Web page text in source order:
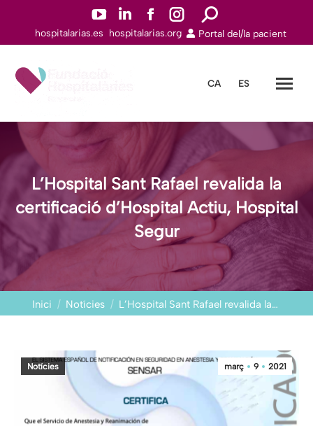
YouTube
page
window
Linkedin
page
window
Facebook
page
window
Instagram
page
window
Search:
hospitalarias.es hospitalarias.org Portal del/la pacient
CA ES
L’Hospital Sant Rafael revalida la
certificació d’Hospital Actiu, Hospital
Segur
You are here:
Inici Notícies L’Hospital Sant Rafael revalida la…
març 9 2021
Notícies